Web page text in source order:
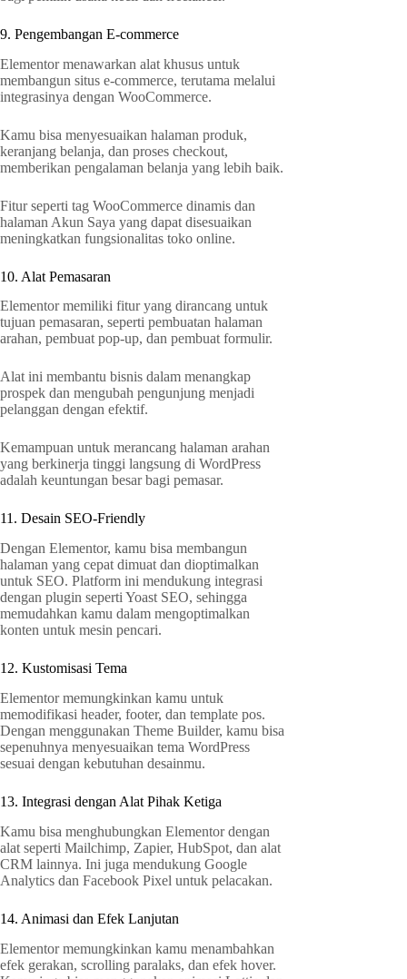
9. Pengembangan E-commerce
Elementor menawarkan alat khusus untuk
membangun situs e-commerce, terutama melalui
integrasinya dengan WooCommerce.
Kamu bisa menyesuaikan halaman produk,
keranjang belanja, dan proses checkout,
memberikan pengalaman belanja yang lebih baik.
Fitur seperti tag WooCommerce dinamis dan
halaman Akun Saya yang dapat disesuaikan
meningkatkan fungsionalitas toko online.
10. Alat Pemasaran
Elementor memiliki fitur yang dirancang untuk
tujuan pemasaran, seperti pembuatan halaman
arahan, pembuat pop-up, dan pembuat formulir.
Alat ini membantu bisnis dalam menangkap
prospek dan mengubah pengunjung menjadi
pelanggan dengan efektif.
Kemampuan untuk merancang halaman arahan
yang berkinerja tinggi langsung di WordPress
adalah keuntungan besar bagi pemasar.
11. Desain SEO-Friendly
Dengan Elementor, kamu bisa membangun
halaman yang cepat dimuat dan dioptimalkan
untuk SEO. Platform ini mendukung integrasi
dengan plugin seperti Yoast SEO, sehingga
memudahkan kamu dalam mengoptimalkan
konten untuk mesin pencari.
12. Kustomisasi Tema
Elementor memungkinkan kamu untuk
memodifikasi header, footer, dan template pos.
Dengan menggunakan Theme Builder, kamu bisa
sepenuhnya menyesuaikan tema WordPress
sesuai dengan kebutuhan desainmu.
13. Integrasi dengan Alat Pihak Ketiga
Kamu bisa menghubungkan Elementor dengan
alat seperti Mailchimp, Zapier, HubSpot, dan alat
CRM lainnya. Ini juga mendukung Google
Analytics dan Facebook Pixel untuk pelacakan.
14. Animasi dan Efek Lanjutan
Elementor memungkinkan kamu menambahkan
efek gerakan, scrolling paralaks, dan efek hover.